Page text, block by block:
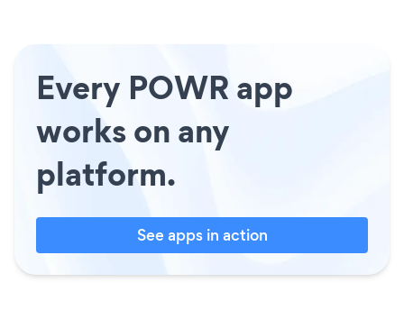
Every POWR app
works on any
platform.
See apps in action